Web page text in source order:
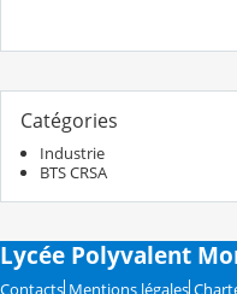
Catégories
Industrie
BTS CRSA
Lycée Polyvalent
Contacts Mentions légales